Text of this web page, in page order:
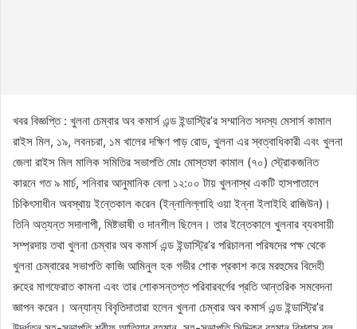
খবর বিজ্ঞপ্তি : খুলনা চেম্বার অব কমার্স এন্ড ইন্ডাস্ট্রি’র সম্মানিত সদস্য মেসার্স কামাল
রাইস মিল, ১৯, লবনচরা, ১ম খালের দক্ষিণ পাড় রোড, খুলনা এর স্বত্বাধিকারী এবং খুলনা
জেলা রাইস মিল মালিক সমিতির সভাপতি মোঃ মোস্তফা কামাল (৭০) স্ট্রোকজনিত
কারনে গত ৯ মার্চ, শনিবার আনুমানিক বেলা ১২:০০ টায় খুলনাস্থ একটি হাসপাতালে
চিকিৎসাধীন অবস্থায় ইন্তেকাল করেন (ইন্নালিল্লাহি ওয়া ইন্না ইলাইহি রাজিউন)।
তিনি অত্যন্ত সদালাপী, মিষ্টভাষী ও দানশীল ছিলেন। তার ইন্তেকালে খুলনার ব্যবসায়ী
সম্প্রদায় তথা খুলনা চেম্বার অব কমার্স এন্ড ইন্ডাস্ট্রি’র পরিচালনা পরিষদের পক্ষ থেকে
খুলনা চেম্বারের সভাপতি কাজি আমিনুল হক গভীর শোক প্রকাশ করে মরহুমের বিদেহী
রুহের মাগফেরাত কামনা এবং তার শোকসন্তপ্ত পরিবারবর্গের প্রতি আন্তরিক সমবেদনা
জ্ঞাপন করেন। অন্যান্য বিবৃতিদাতারা হলেন খুলনা চেম্বার অব কমার্স এন্ড ইন্ডাস্ট্রি’র